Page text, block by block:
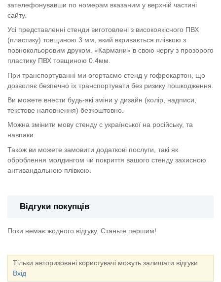
зателефонувавши по номерам вказаним у верхній частині
сайту.
Усі представленні стенди виготовлені з високоякісного ПВХ
(пластику) товщиною 3 мм, який вкривається плівкою з
повнокольоровим друком. «Кармани» в свою чергу з прозорого
пластику ПВХ товщиною 0.4мм.
При транспортуванні ми огортаємо стенд у гофрокартон, що
дозволяє безпечно їх транспортувати без ризику пошкодження.
Ви можете внести будь-які зміни у дизайн (колір, надписи,
текстове наповнення) безкоштовно.
Можна змінити мову стенду с української на російську, та
навпаки.
Також ви можете замовити додаткові послуги, такі як
оброблення молдингом чи покриття вашого стенду захисною
антивандальною плівкою.
Відгуки покупців
Поки немає жодного відгуку. Станьте першим!
Тільки авторизовані користувачі можуть залишати відгуки
Вхід